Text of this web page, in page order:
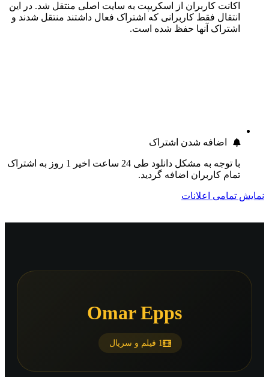
اکانت کاربران از اسکریپت به سایت اصلی منتقل شد. در این
انتقال فقط کاربرانی که اشتراک فعال داشتند منتقل شدند و
اشتراک آنها حفظ شده است.
اضافه شدن اشتراک
با توجه به مشکل دانلود طی 24 ساعت اخیر 1 روز به اشتراک
تمام کاربران اضافه گردید.
نمایش تمامی اعلانات
Omar Epps
1 فیلم و سریال